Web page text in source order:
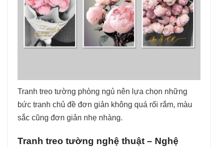
Tranh treo tường phòng ngủ nên lựa chọn những
bức tranh chủ đề đơn giản không quá rối rắm, màu
sắc cũng đơn giản nhẹ nhàng.
Tranh treo tường nghệ thuật – Nghệ